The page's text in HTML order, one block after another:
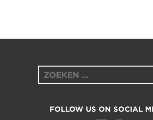
Zoeken
naar:
FOLLOW US ON SOCIAL